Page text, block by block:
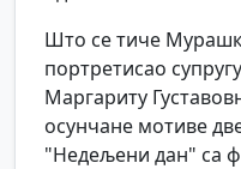
Што се тиче
портретисао
Маргариту
осунчане мотиве
"Недељени дан" са